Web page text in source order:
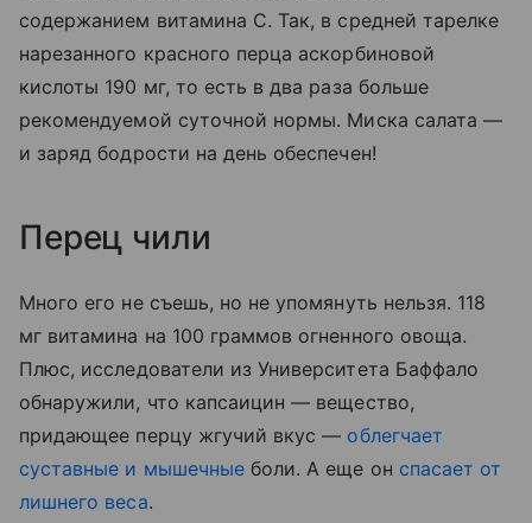
содержанием витамина С. Так, в средней тарелке
нарезанного красного перца аскорбиновой
кислоты 190 мг, то есть в два раза больше
рекомендуемой суточной нормы. Миска салата—
и заряд бодрости на день обеспечен!
Перец чили
Много его не съешь, но не упомянуть нельзя. 118
мг витамина на 100 граммов огненного овоща.
Плюс, исследователи из Университета Баффало
обнаружили, что капсаицин — вещество,
придающее перцу жгучий вкус— облегчает
суставные и мышечныеболи. А еще он спасает от
лишнего веса.